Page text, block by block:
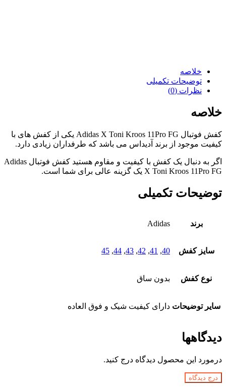
خلاصه
توضیحات تکمیلی
نظرات (0)
خلاصه
کفش فوتبال Adidas X Toni Kroos 11Pro FG یکی از کفش های با
کیفیت موجود از برند آدیداس می باشد که طرفداران زیادی دارد.
اگر به دنبال یک کفش با کیفیت و مقاوم هستید کفش فوتبال Adidas
X Toni Kroos 11Pro FG یک گزینه عالی برای شما است.
توضیحات تکمیلی
برند Adidas
سایز کفش 40
,
41
,
42
,
43
,
44
,
45
نوع کفش بدون ساق
سایر توضیحات دارای کیفیت شیک و فوق العاده
دیدگاهها
درمورد این محصول دیدگاه درج کنید.
درج دیدگاه